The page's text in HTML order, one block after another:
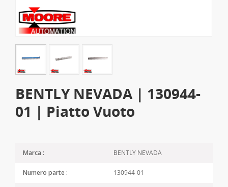
BENTLY NEVADA | 130944-
01 | Piatto Vuoto
Marca : BENTLY NEVADA
Numero parte : 130944-01